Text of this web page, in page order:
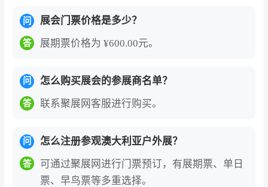
问 展会门票价格是多少？
答 展期票价格为 ¥600.00元。
问 怎么购买展会的参展商名单？
答 联系聚展网客服进行购买。
问 怎么注册参观澳大利亚户外展？
答
可通过聚展网进行门票预订，有展期票、单日
票、早鸟票等多重选择。